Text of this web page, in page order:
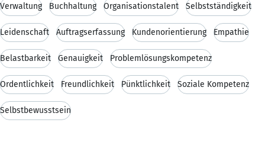
Verwaltung Buchhaltung Organisationstalent Selbstständigkeit
Leidenschaft Auftragserfassung Kundenorientierung Empathie
Belastbarkeit Genauigkeit Problemlösungskompetenz
Ordentlichkeit Freundlichkeit Pünktlichkeit Soziale Kompetenz
Selbstbewusstsein